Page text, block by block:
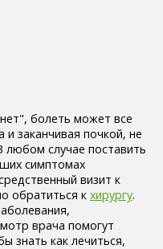
болеть может все
заканчивая почкой, не
любом случае поставить
симптомах
визит к
обратиться к хирургу.
врача помогут
знать как лечиться,